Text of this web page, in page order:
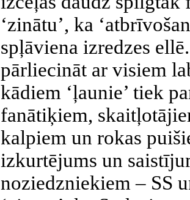
‘zinātu’, ka
spļāviena izredzes
pārliecināt ar visiem
kādiem ‘ļaunie’ tiek
fanātiķiem,
kalpiem un rokas
izkurtējums un
noziedzniekiem – SS